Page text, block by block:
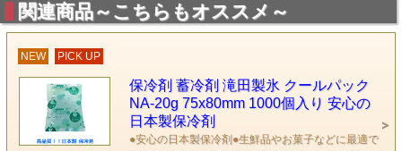
関連商品～こちらもオススメ～
NEW PICK UP
保冷剤 蓄冷剤 滝田製氷 クールパック
NA-20g 75x80mm 1000個入り 安心の
日本製保冷剤
●安心の日本製保冷剤●生鮮品やお菓子などに最適で